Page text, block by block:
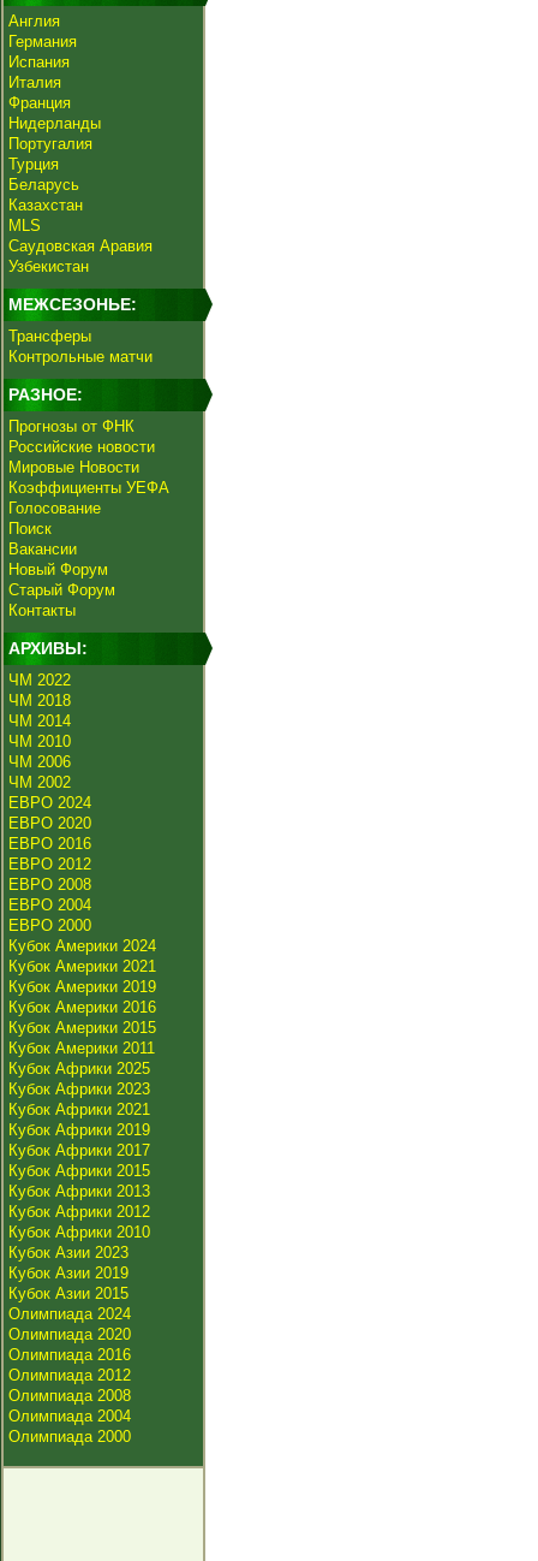
Англия
Германия
Испания
Италия
Франция
Нидерланды
Португалия
Турция
Беларусь
Казахстан
MLS
Саудовская Аравия
Узбекистан
МЕЖСЕЗОНЬЕ:
Трансферы
Контрольные матчи
РАЗНОЕ:
Прогнозы от ФНК
Российские новости
Мировые Новости
Коэффициенты УЕФА
Голосование
Поиск
Вакансии
Новый Форум
Старый Форум
Контакты
АРХИВЫ:
ЧМ 2022
ЧМ 2018
ЧМ 2014
ЧМ 2010
ЧМ 2006
ЧМ 2002
ЕВРО 2024
ЕВРО 2020
ЕВРО 2016
ЕВРО 2012
ЕВРО 2008
ЕВРО 2004
ЕВРО 2000
Кубок Америки 2024
Кубок Америки 2021
Кубок Америки 2019
Кубок Америки 2016
Кубок Америки 2015
Кубок Америки 2011
Кубок Африки 2025
Кубок Африки 2023
Кубок Африки 2021
Кубок Африки 2019
Кубок Африки 2017
Кубок Африки 2015
Кубок Африки 2013
Кубок Африки 2012
Кубок Африки 2010
Кубок Азии 2023
Кубок Азии 2019
Кубок Азии 2015
Олимпиада 2024
Олимпиада 2020
Олимпиада 2016
Олимпиада 2012
Олимпиада 2008
Олимпиада 2004
Олимпиада 2000